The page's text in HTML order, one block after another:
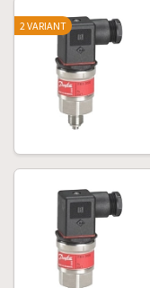
2 VARIANT